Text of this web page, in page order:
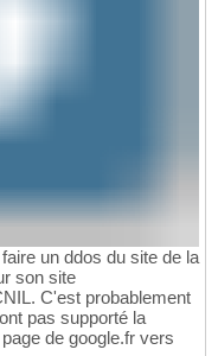
un ddos du site de la
son site
C'est probablement
pas supporté la
de google.fr vers